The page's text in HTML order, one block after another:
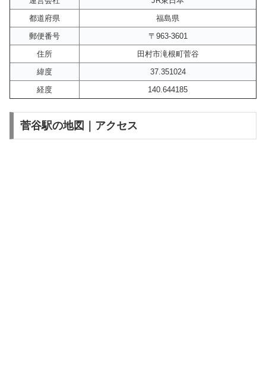
都道府県
福島県
郵便番号
〒963-3601
住所
田村市滝根町菅谷
緯度
37.351024
経度
140.644185
菅谷駅の地図｜アクセス